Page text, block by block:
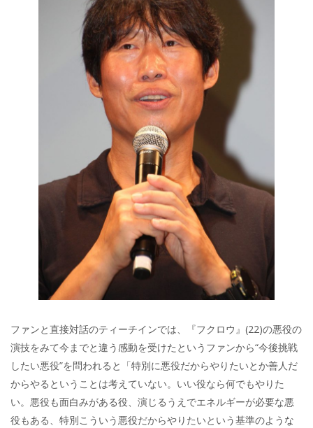
ファンと直接対話のティーチインでは、『フクロウ』(22)の悪役の
演技をみて今までと違う感動を受けたというファンから“今後挑戦
したい悪役”を問われると「特別に悪役だからやりたいとか善人だ
からやるということは考えていない。いい役なら何でもやりた
い。悪役も面白みがある役、演じるうえでエネルギーが必要な悪
役もある、特別こういう悪役だからやりたいという基準のような